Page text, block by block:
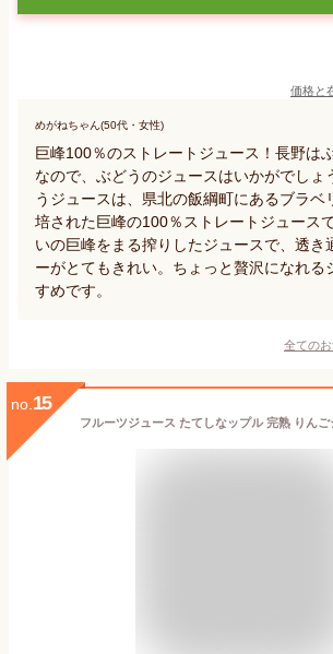
価格と
めがねちゃん(50代・女性)
巨峰100％のストレートジュース！長野は
なので、ぶどうのジュースはいかがでしょ
うジュースは、県北の飯綱町にあるブラベ
培された巨峰の100％ストレートジュース
いの巨峰をまる搾りしたジュースで、透き
ーがとてもきれい。ちょっと贅沢になれる
すめです。
全ての
no. 15